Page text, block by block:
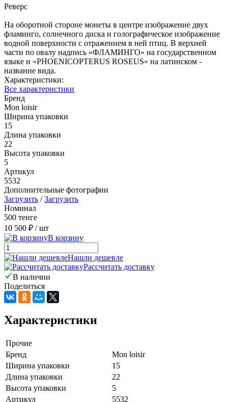
Реверс
На оборотной стороне монеты в центре изображение двух
фламинго, солнечного диска и голографическое изображение
водной поверхности с отражением в ней птиц. В верхней
части по овалу надпись «ФЛАМИНГО» на государственном
языке и «PHOENICOPTERUS ROSEUS» на латинском -
название вида.
Характеристики:
Все характеристики
Бренд
Mon loisir
Ширина упаковки
15
Длина упаковки
22
Высота упаковки
5
Артикул
5532
Дополнительные фотографии
Загрузить /Загрузить
Номинал
500 тенге
10 500 ₽ / шт
В корзину
Нашли дешевле
Рассчитать доставку
В наличии
Поделиться
Характеристики
Прочие
Бренд
Mon loisir
Ширина упаковки
15
Длина упаковки
22
Высота упаковки
5
Артикул
5532